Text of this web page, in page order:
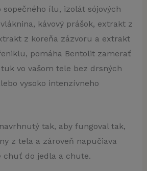
sopečného ílu, izolát sójových
kávový prášok, extrakt z
z koreňa zázvoru a extrakt
pomáha Bentolit zamerať
vo vašom tele bez drsných
vysoko intenzívneho
tak, aby fungoval tak,
z tela a zároveň napučiava
chuť do jedla a chute.